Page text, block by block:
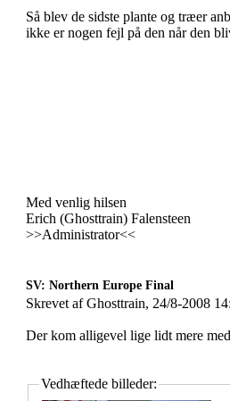
Så blev de sidste plante og træer
ikke er nogen fejl på den når den
Med venlig hilsen
Erich (Ghosttrain) Falensteen
>>Administrator<<
SV: Northern Europe Final
Skrevet af Ghosttrain, 24/8-2008
Der kom alligevel lige lidt mere
Vedhæftede billeder: